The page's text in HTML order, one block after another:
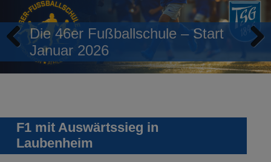
Die 46er Fußballschule – Start
Januar 2026
Previous
F1 mit Auswärtssieg in
Laubenheim